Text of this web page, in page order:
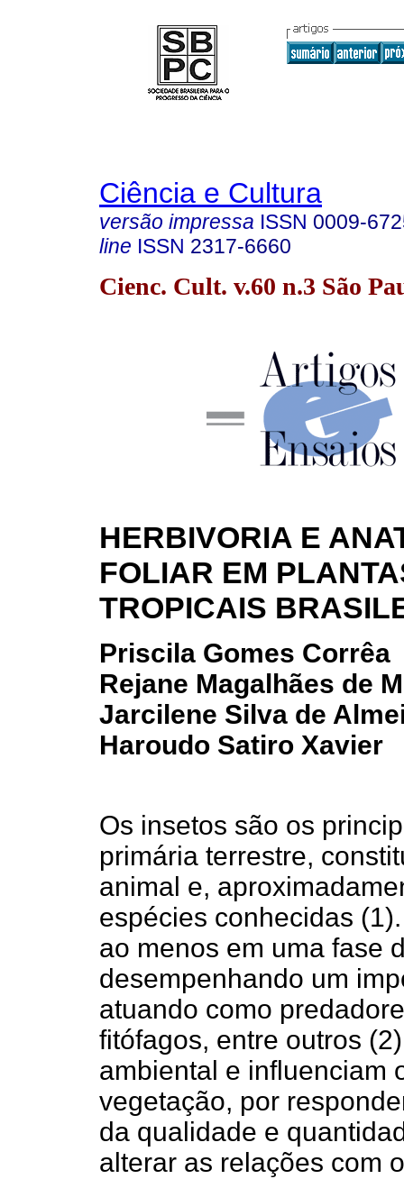
Ciência e Cultura
versão impressa ISSN 0009-
line ISSN 2317-6660
Cienc. Cult. v.60 n.3 São
HERBIVORIA E
FOLIAR EM
TROPICAIS
Priscila Gomes Corrêa
Rejane Magalhães de
Jarcilene Silva de
Haroudo Satiro Xavier
Os insetos são os
primária terrestre,
animal e,
espécies conhecidas
ao menos em uma fase
desempenhando um
atuando como
fitófagos, entre outros
ambiental e influenciam
vegetação, por
da qualidade e
alterar as relações com